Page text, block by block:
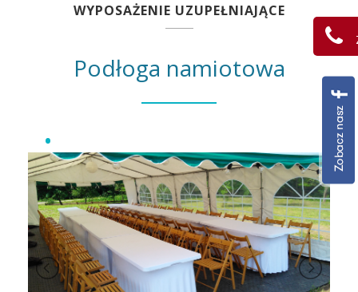
WYPOSAŻENIE UZUPEŁNIAJĄCE
Podłoga namiotowa